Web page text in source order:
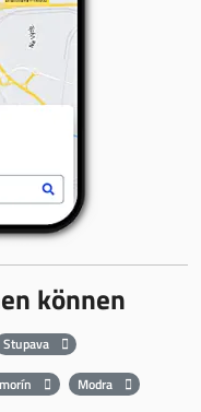
können
Stupava
Modra